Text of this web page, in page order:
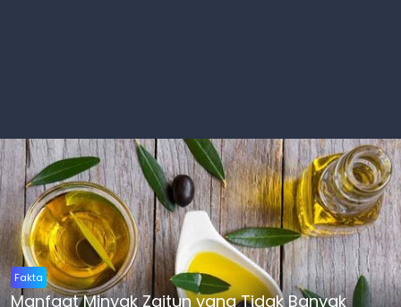
Fakta
Manfaat Minyak Zaitun yang Tidak Banyak